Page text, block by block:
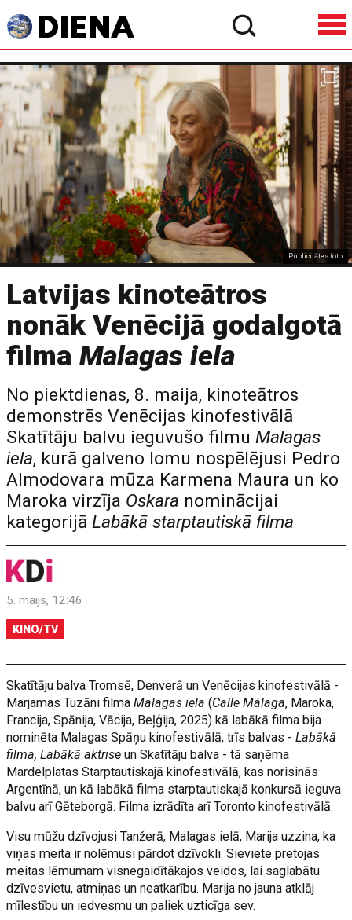
Publicitātes foto
Latvijas kinoteātros
nonāk Venēcijā godalgotā
filmaMalagas iela
No piektdienas, 8. maija, kinoteātros
demonstrēs Venēcijas kinofestivālā
Skatītāju balvu ieguvušo filmuMalagas
iela, kurā galveno lomu nospēlējusi Pedro
Almodovara mūza Karmena Maura un ko
Maroka virzīja Oskara nominācijai
kategorijāLabākā starptautiskā filma
5. maijs, 12:46
KINO/TV
Skatītāju balva Tromsē, Denverā un Venēcijas kinofestivālā -
Marjamas Tuzāni filmaMalagas iela (Calle Málaga, Maroka,
Francija, Spānija, Vācija, Beļģija, 2025) kā labākā filma bija
nominēta Malagas Spāņu kinofestivālā, trīs balvas -Labākā
filma, Labākā aktrise un Skatītāju balva - tā saņēma
Mardelplatas Starptautiskajā kinofestivālā, kas norisinās
Argentīnā, un kā labākā filma starptautiskajā konkursā ieguva
balvu arī Gēteborgā. Filma izrādīta arī Toronto kinofestivālā.
Visu mūžu dzīvojusi Tanžerā, Malagas ielā, Marija uzzina, ka
viņas meita ir nolēmusi pārdot dzīvokli. Sieviete pretojas
meitas lēmumam visnegaidītākajos veidos, lai saglabātu
dzīvesvietu, atmiņas un neatkarību. Marija no jauna atklāj
mīlestību un iedvesmu un paliek uzticīga sev.